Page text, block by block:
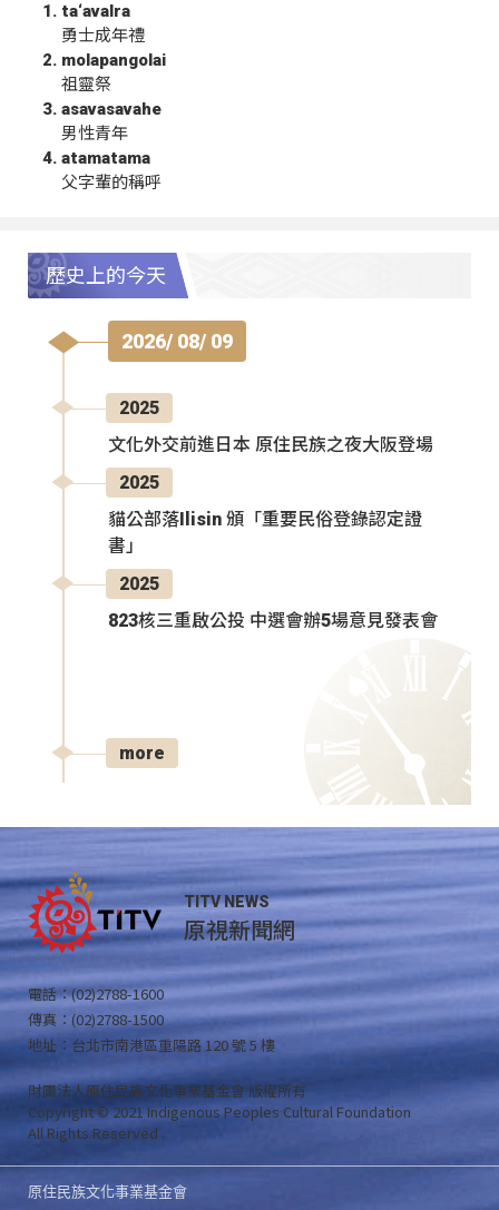
ta‘avalra
勇士成年禮
molapangolai
祖靈祭
asavasavahe
男性青年
atamatama
父字輩的稱呼
歷史上的今天
2026/ 08/ 09
2025
文化外交前進日本 原住民族之夜大阪登場
2025
貓公部落Ilisin 頒「重要民俗登錄認定證
書」
2025
823核三重啟公投 中選會辦5場意見發表會
more
TITV NEWS
原視新聞網
電話：(02)2788-1600
傳真：(02)2788-1500
地址：台北市南港區重陽路 120 號 5 樓
財團法人原住民族文化事業基金會 版權所有
Copyright © 2021 Indigenous Peoples Cultural Foundation
All Rights Reserved .
原住民族文化事業基金會